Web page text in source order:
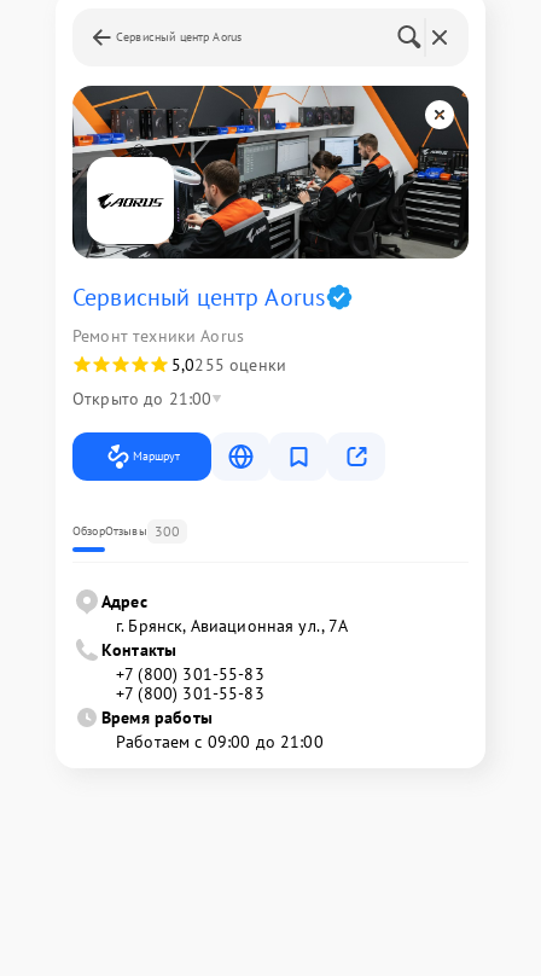
Сервисный центр Aorus
Сервисный центр Aorus
Ремонт техники Aorus
5,0255 оценки
Открыто до 21:00
Маршрут
ОбзорОтзывы 300
Адрес
г. Брянск, Авиационная ул., 7А
Контакты
+7 (800) 301-55-83
+7 (800) 301-55-83
Время работы
Работаем с 09:00 до 21:00